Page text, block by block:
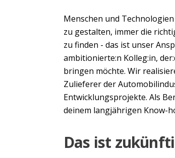
Menschen und
zu gestalten, immer die
zu finden - das ist unser
ambitionierte:n Kolleg:in,
bringen möchte. Wir
Zulieferer der
Entwicklungsprojekte. Als
deinem langjährigen Know-
Das ist